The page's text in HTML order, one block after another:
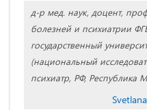
д-р мед. наук, доцент,
болезней и психиатрии
государственный
(национальный
психиатр, РФ, Республика